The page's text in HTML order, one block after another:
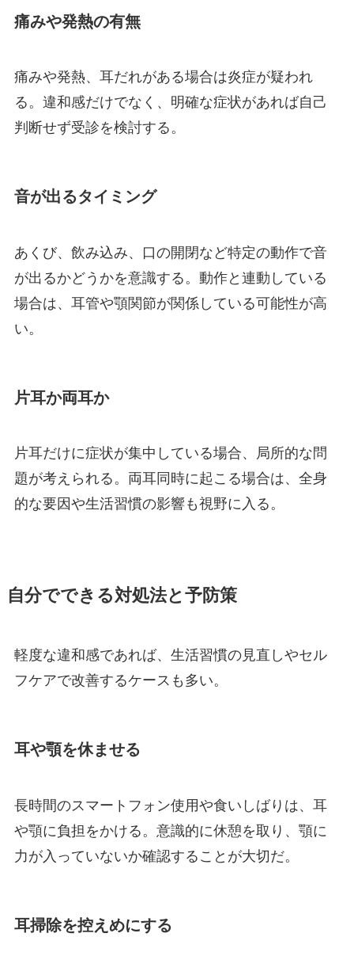
痛みや発熱の有無
痛みや発熱、耳だれがある場合は炎症が疑われ
る。違和感だけでなく、明確な症状があれば自己
判断せず受診を検討する。
音が出るタイミング
あくび、飲み込み、口の開閉など特定の動作で音
が出るかどうかを意識する。動作と連動している
場合は、耳管や顎関節が関係している可能性が高
い。
片耳か両耳か
片耳だけに症状が集中している場合、局所的な問
題が考えられる。両耳同時に起こる場合は、全身
的な要因や生活習慣の影響も視野に入る。
自分でできる対処法と予防策
軽度な違和感であれば、生活習慣の見直しやセル
フケアで改善するケースも多い。
耳や顎を休ませる
長時間のスマートフォン使用や食いしばりは、耳
や顎に負担をかける。意識的に休憩を取り、顎に
力が入っていないか確認することが大切だ。
耳掃除を控えめにする